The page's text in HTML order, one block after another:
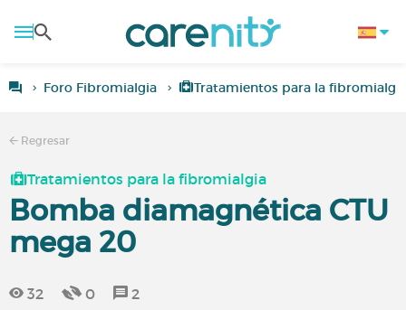
Foro Fibromialgia Tratamientos para la fibromialgia
Regresar
Tratamientos para la fibromialgia
Bomba diamagnética CTU
mega 20
32 0 2